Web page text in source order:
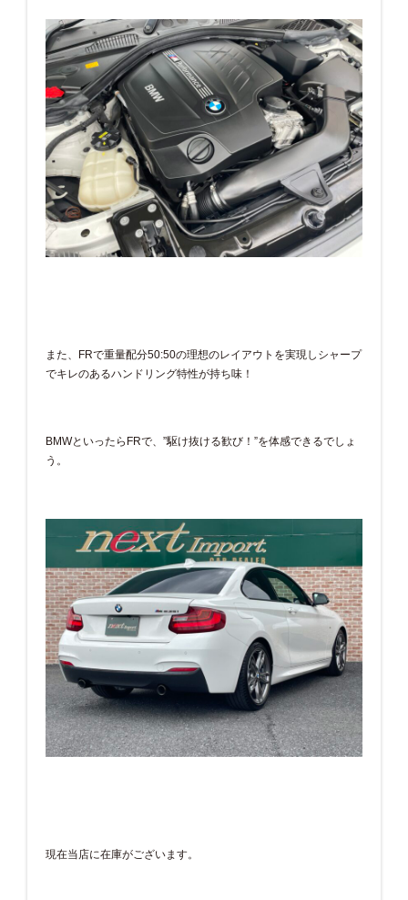
また、FRで重量配分50:50の理想のレイアウトを実現しシャープ
でキレのあるハンドリング特性が持ち味！
BMWといったらFRで、”駆け抜ける歓び！”を体感できるでしょ
う。
現在当店に在庫がございます。